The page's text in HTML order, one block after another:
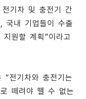
기차 및 충전기 간
국내 기업들이 수출
원할 계획”이라고
“전기차와 충전기는
떼려야 뗄 수 없는